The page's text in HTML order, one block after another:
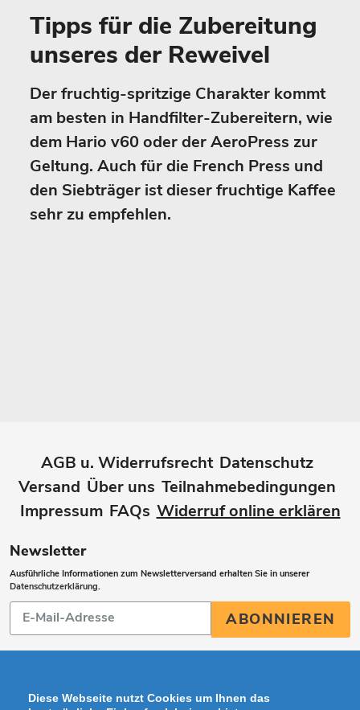
Tipps für die Zubereitung
unseres der Reweivel
Der fruchtig-spritzige Charakter kommt
am besten in Handfilter-Zubereitern, wie
dem Hario v60 oder der AeroPress zur
Geltung. Auch für die French Press und
den Siebträger ist dieser fruchtige Kaffee
sehr zu empfehlen.
AGB u. Widerrufsrecht Datenschutz
Versand Über uns Teilnahmebedingungen
Impressum FAQs Widerruf online erklären
Newsletter
Ausführliche Informationen zum Newsletterversand erhalten Sie in unserer
Datenschutzerklärung.
Abonnieren
Sie
unsere
ABONNIEREN
Diese Webseite nutzt Cookies um Ihnen das